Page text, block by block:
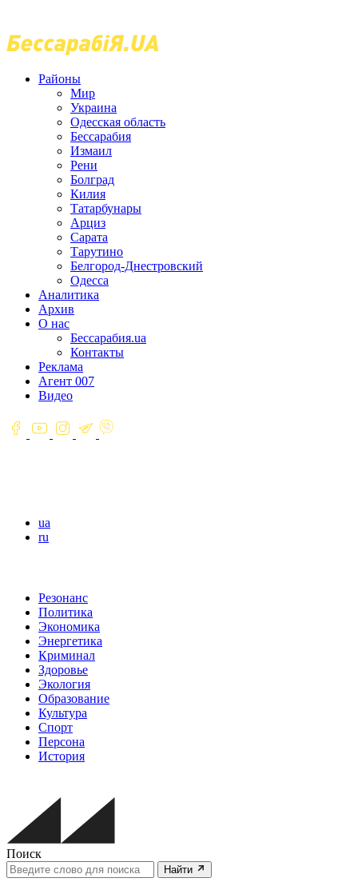
Районы
Мир
Украина
Одесская область
Бессарабия
Измаил
Рени
Болград
Килия
Татарбунары
Арциз
Сарата
Тарутино
Белгород-Днестровский
Одесса
Аналитика
Архив
О нас
Бессарабия.ua
Контакты
Реклама
Агент 007
Видео
ua
ru
Резонанс
Политика
Экономика
Энергетика
Криминал
Здоровье
Экология
Образование
Культура
Спорт
Персона
История
Поиск
Найти